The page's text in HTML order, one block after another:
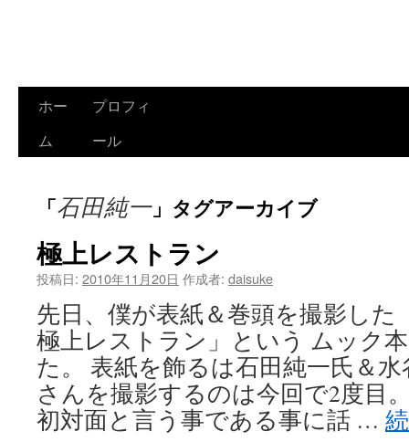
コ
ツ
へ
ス
キ
ッ
プ
ホー
ム
プロフィ
ール
「石田純一」タグアーカイブ
極上レストラン
投稿日: 2010年11月20日 作成者: daisuke
先日、僕が表紙＆巻頭を撮影した
極上レストラン」という ムック
た。 表紙を飾るは石田純一氏＆
さんを撮影するのは今回で2度目
初対面と言う事である事に話 …